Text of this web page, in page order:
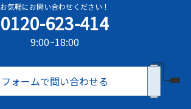
お気軽にお問い合わせください！
0120-623-414
9:00~18:00
フォームで問い合わせる